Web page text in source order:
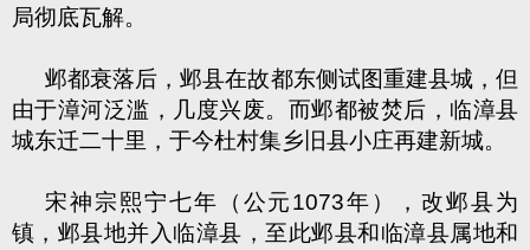
局彻底瓦解。
邺都衰落后，邺县在故都东侧试图重建县城，但
由于漳河泛滥，几度兴废。而邺都被焚后，临漳县
城东迁二十里，于今杜村集乡旧县小庄再建新城。
宋神宗熙宁七年（公元1073年），改邺县为
镇，邺县地并入临漳县，至此邺县和临漳县属地和